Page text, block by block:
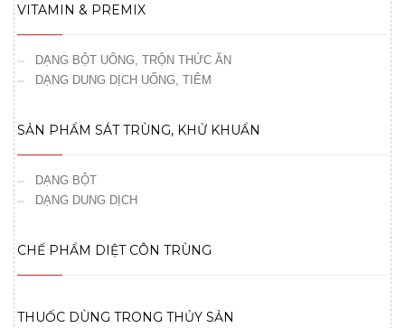
VITAMIN & PREMIX
DẠNG BỘT UỐNG, TRỘN THỨC ĂN
DẠNG DUNG DỊCH UỐNG, TIÊM
SẢN PHẨM SÁT TRÙNG, KHỬ KHUẨN
DẠNG BỘT
DẠNG DUNG DỊCH
CHẾ PHẨM DIỆT CÔN TRÙNG
THUỐC DÙNG TRONG THỦY SẢN